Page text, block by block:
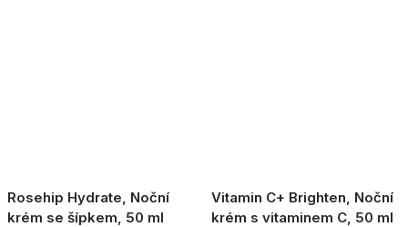
Rosehip Hydrate, Noční
krém se šípkem, 50 ml
Vitamin C+ Brighten, Noční
krém s vitaminem C, 50 ml